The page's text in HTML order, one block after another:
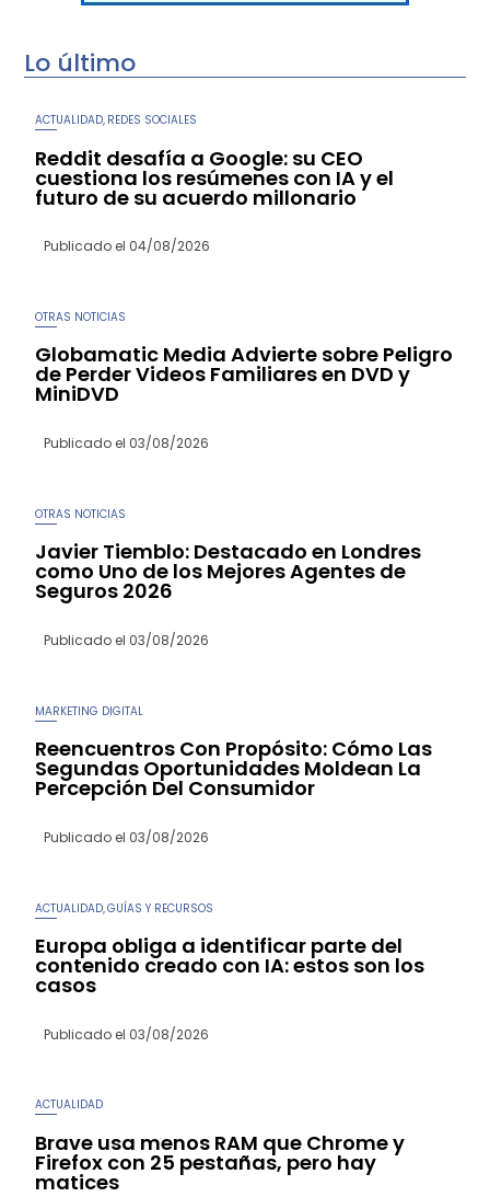
Lo último
ACTUALIDAD, REDES SOCIALES
Reddit desafía a Google: su CEO
cuestiona los resúmenes con IA y el
futuro de su acuerdo millonario
Publicado el 04/08/2026
OTRAS NOTICIAS
Globamatic Media Advierte sobre Peligro
de Perder Videos Familiares en DVD y
MiniDVD
Publicado el 03/08/2026
OTRAS NOTICIAS
Javier Tiemblo: Destacado en Londres
como Uno de los Mejores Agentes de
Seguros 2026
Publicado el 03/08/2026
MARKETING DIGITAL
Reencuentros Con Propósito: Cómo Las
Segundas Oportunidades Moldean La
Percepción Del Consumidor
Publicado el 03/08/2026
ACTUALIDAD ,GUÍAS Y RECURSOS
Europa obliga a identificar parte del
contenido creado con IA: estos son los
casos
Publicado el 03/08/2026
ACTUALIDAD
Brave usa menos RAM que Chrome y
Firefox con 25 pestañas, pero hay
matices